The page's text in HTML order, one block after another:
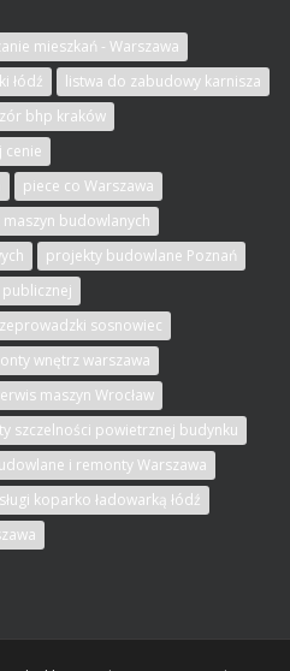
mieszkań - Warszawa
łódź
listwa do zabudowy karnisza
bhp kraków
piece co Warszawa
budowlanych
projekty budowlane Poznań
sosnowiec
wnętrz warszawa
maszyn Wrocław
szczelności powietrznej budynku
i remonty Warszawa
koparko ładowarką łódź